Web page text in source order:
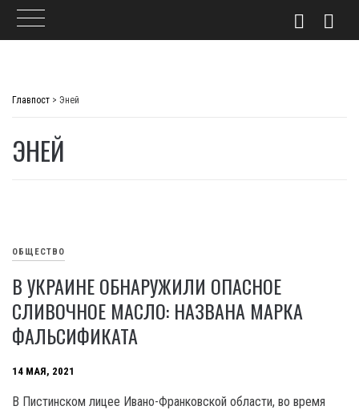
Главпост > Эней
ЭНЕЙ
ОБЩЕСТВО
В УКРАИНЕ ОБНАРУЖИЛИ ОПАСНОЕ
СЛИВОЧНОЕ МАСЛО: НАЗВАНА МАРКА
ФАЛЬСИФИКАТА
14 МАЯ, 2021
В Пистинском лицее Ивано-Франковской области, во время